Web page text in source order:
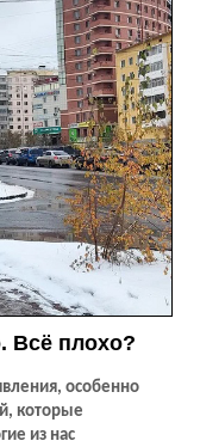
Всё плохо?
особенно
которые
из нас